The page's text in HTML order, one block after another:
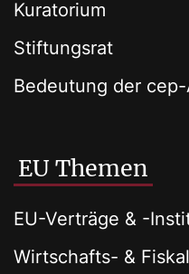
Kuratorium
Stiftungsrat
Bedeutung der
EU Themen
EU-Verträge & -
Wirtschafts- &